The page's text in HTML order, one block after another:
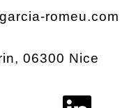
romeu.com
06300 Nice